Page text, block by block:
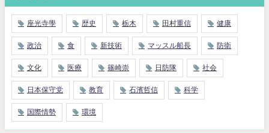
座光寺學 歴史 栃木 田村重信 健康
政治 食 新技術 マッスル船長 防衛
文化 医療 篠崎崇 日防隊 社会
日本保守党 教育 石濱哲信 科学
国際情勢 環境